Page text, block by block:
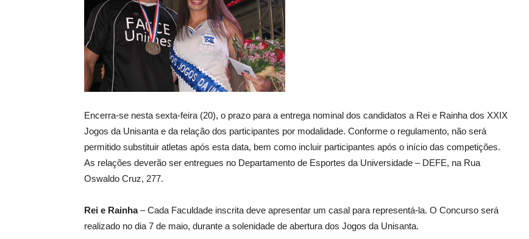
Encerra-se nesta sexta-feira (20), o prazo para a entrega nominal dos candidatos a Rei e Rainha dos XXIX
Jogos da Unisanta e da relação dos participantes por modalidade. Conforme o regulamento, não será
permitido substituir atletas após esta data, bem como incluir participantes após o início das competições.
As relações deverão ser entregues no Departamento de Esportes da Universidade – DEFE, na Rua
Oswaldo Cruz, 277.
Rei e Rainha– Cada Faculdade inscrita deve apresentar um casal para representá-la. O Concurso será
realizado no dia 7 de maio, durante a solenidade de abertura dos Jogos da Unisanta.